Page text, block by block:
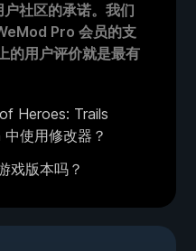
社区的承诺。我们
Pro 会员的支
的用户评价就是最有
Heroes: Trails
使用修改器？
戏版本吗？